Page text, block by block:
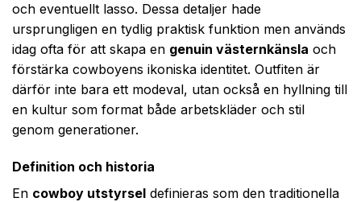
och eventuellt lasso. Dessa detaljer hade
ursprungligen en tydlig praktisk funktion men används
idag ofta för att skapa en genuin västernkänsla och
förstärka cowboyens ikoniska identitet. Outfiten är
därför inte bara ett modeval, utan också en hyllning till
en kultur som format både arbetskläder och stil
genom generationer.
Definition och historia
En cowboy utstyrsel definieras som den traditionella